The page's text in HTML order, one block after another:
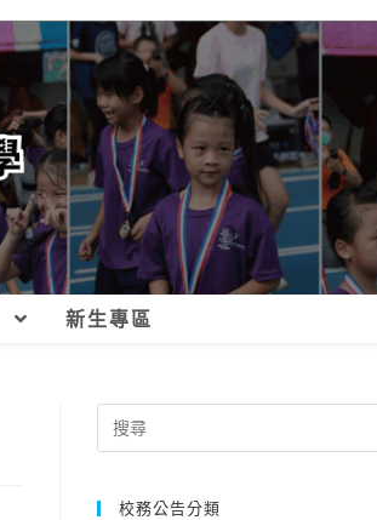
新生專區
Search
for:
校務公告分類